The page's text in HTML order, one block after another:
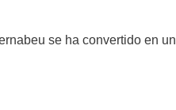
se ha convertido en un